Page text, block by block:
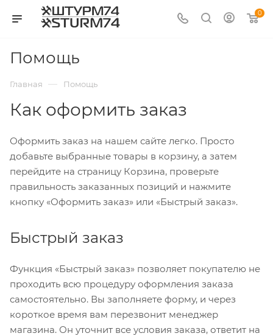
0
Помощь
Главная — Помощь
Как оформить заказ
Оформить заказ на нашем сайте легко. Просто
добавьте выбранные товары в корзину, а затем
перейдите на страницу Корзина, проверьте
правильность заказанных позиций и нажмите
кнопку «Оформить заказ» или «Быстрый заказ».
Быстрый заказ
Функция «Быстрый заказ» позволяет покупателю не
проходить всю процедуру оформления заказа
самостоятельно. Вы заполняете форму, и через
короткое время вам перезвонит менеджер
магазина. Он уточнит все условия заказа, ответит на